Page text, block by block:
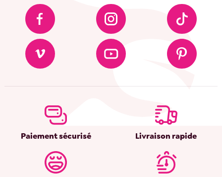
Paiement sécurisé Livraison rapide